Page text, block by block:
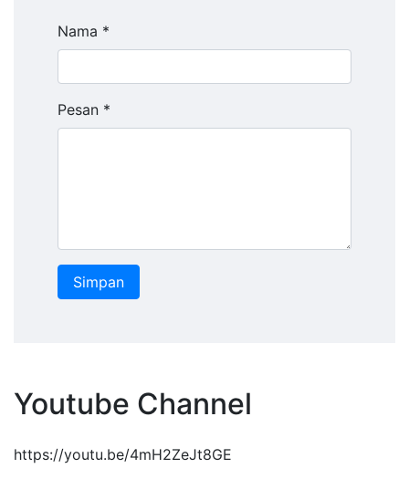
Nama *
Pesan *
Youtube Channel
https://youtu.be/4mH2ZeJt8GE